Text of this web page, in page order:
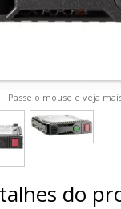
Passe o mouse e veja
do